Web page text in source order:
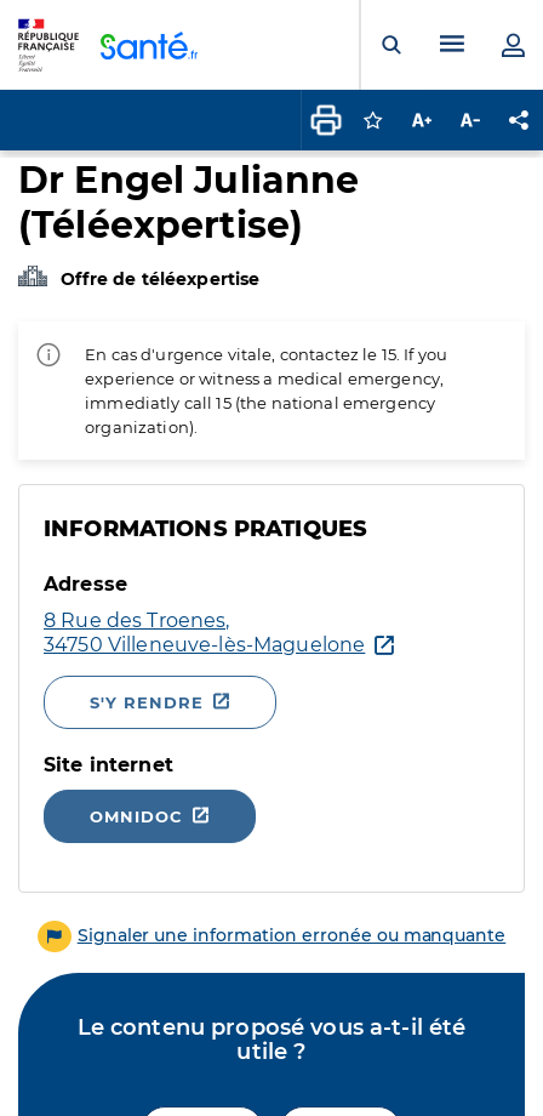
Ouvrir laMenu
Connectez-vous
Augmenter la
Dr Engel Julianne
(Téléexpertise)
Offre de téléexpertise
En cas d'urgence vitale, contactez le 15. If you
experience or witness a medical emergency,
immediatly call 15 (the national emergency
organization).
INFORMATIONS PRATIQUES
Adresse
8 Rue des Troenes,
34750 Villeneuve-lès-Maguelone
S'Y RENDRE
Site internet
OMNIDOC
Signaler une information erronée ou manquante
Le contenu proposé vous a-t-il été
utile ?